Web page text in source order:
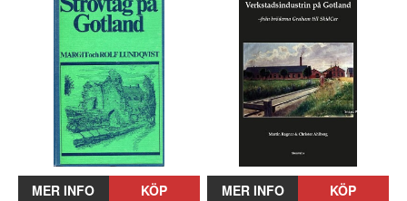
MER INFO KÖP MER INFO KÖP